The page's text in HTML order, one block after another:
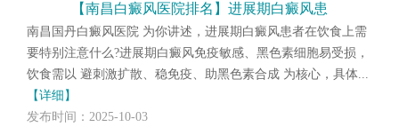
【南昌白癜风医院排名】进展期白癜风患
南昌国丹白癜风医院 为你讲述，进展期白癜风患者在饮食上需
要特别注意什么?进展期白癜风免疫敏感、黑色素细胞易受损，
饮食需以 避刺激扩散、稳免疫、助黑色素合成 为核心，具体...
【详细】
发布时间：2025-10-03